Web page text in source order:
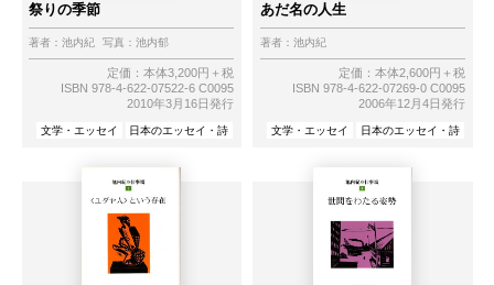
祭りの季節
著者： 池内紀 写真： 池内郁
定価：本体3,200円＋税
ISBN 978-4-622-07522-6 C0095
2010年3月16日発行
文学・エッセイ 日本のエッセイ・詩
あだ名の人生
著者： 池内紀
定価：本体2,600円＋税
ISBN 978-4-622-07269-0 C0095
2006年12月4日発行
文学・エッセイ 日本のエッセイ・詩